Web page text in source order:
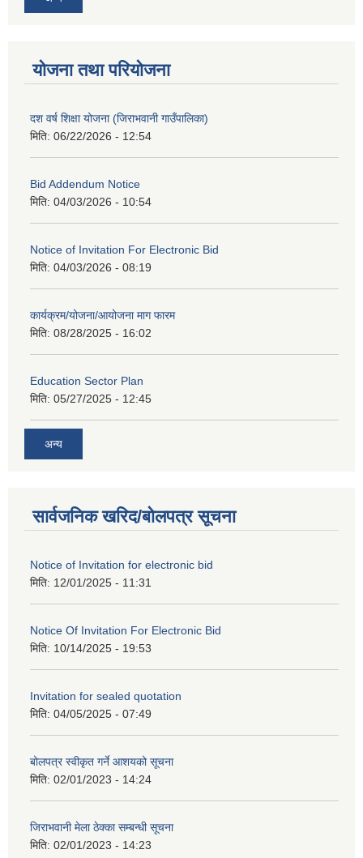
योजना तथा परियोजना
दश वर्ष शिक्षा योजना (जिराभवानी गाउँपालिका)
मिति: 06/22/2026 - 12:54
Bid Addendum Notice
मिति: 04/03/2026 - 10:54
Notice of Invitation For Electronic Bid
मिति: 04/03/2026 - 08:19
कार्यक्रम/योजना/आयोजना माग फारम
मिति: 08/28/2025 - 16:02
Education Sector Plan
मिति: 05/27/2025 - 12:45
अन्य
सार्वजनिक खरिद/बोलपत्र सूचना
Notice of Invitation for electronic bid
मिति: 12/01/2025 - 11:31
Notice Of Invitation For Electronic Bid
मिति: 10/14/2025 - 19:53
Invitation for sealed quotation
मिति: 04/05/2025 - 07:49
बोलपत्र स्वीकृत गर्ने आशयको सूचना
मिति: 02/01/2023 - 14:24
जिराभवानी मेला ठेक्का सम्बन्धी सूचना
मिति: 02/01/2023 - 14:23